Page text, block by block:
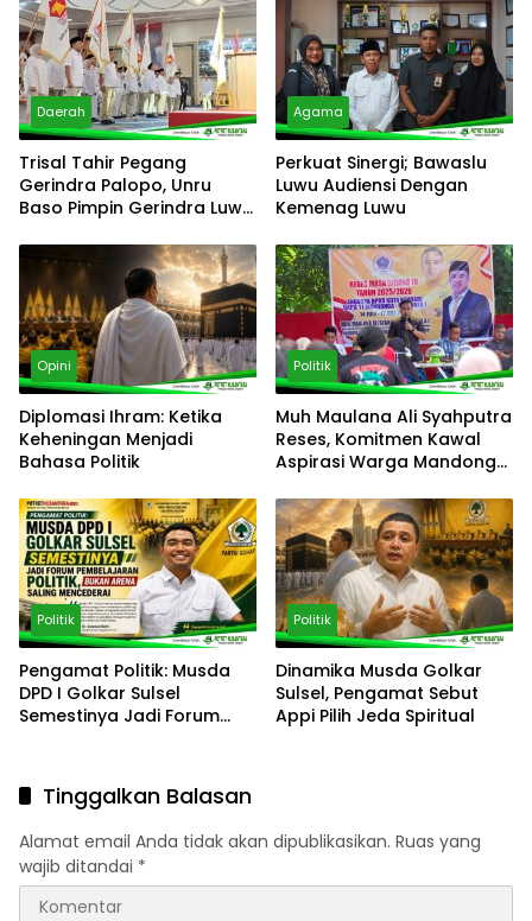
Daerah
Trisal Tahir Pegang
Gerindra Palopo, Unru
Baso Pimpin Gerindra Luwu
Agama
Perkuat Sinergi; Bawaslu
Luwu Audiensi Dengan
Kemenag Luwu
Opini
Diplomasi Ihram: Ketika
Keheningan Menjadi
Bahasa Politik
Politik
‎Muh Maulana Ali Syahputra
Reses, Komitmen Kawal
Aspirasi Warga Mandonga
Politik
Pengamat Politik: Musda
DPD I Golkar Sulsel
Semestinya Jadi Forum
Politik
Dinamika Musda Golkar
Sulsel, Pengamat Sebut
Appi Pilih Jeda Spiritual
Tinggalkan Balasan
Alamat email Anda tidak akan dipublikasikan. Ruas yang
wajib ditandai *